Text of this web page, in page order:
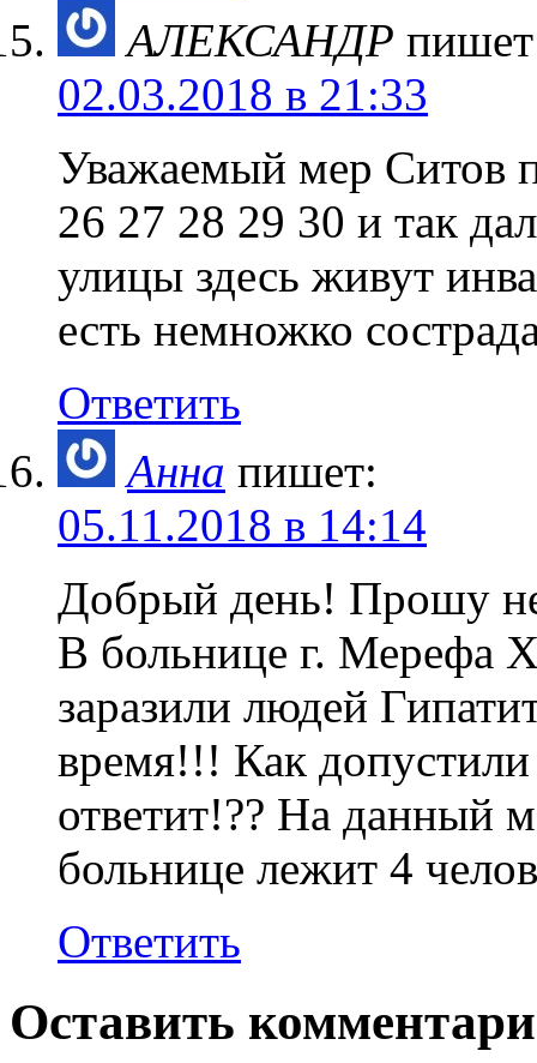
АЛЕКСАНДР
02.03.2018 в 21:33
Уважаемый мер Ситов
26 27 28 29 30 и так
улицы здесь живут
есть немножко
Ответить
Анна пишет:
05.11.2018 в 14:14
Добрый день! Прошу
В больнице г. Мерефа
заразили людей
время!!! Как допустили
ответит!?? На данный
больнице лежит 4
Ответить
Оставить